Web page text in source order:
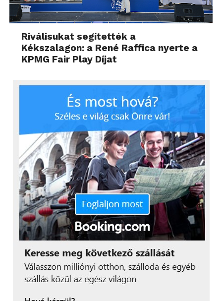
Riválisukat segítették a
Kékszalagon: a René Raffica nyerte a
KPMG Fair Play Díjat